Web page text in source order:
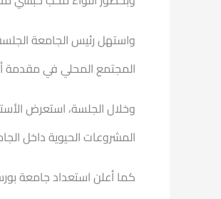
واستهل رئيس الجامعة
المجتمع المحلي في مقدمة
المشروعات الحيوية داخل
كما أعلن استعداد جامعة